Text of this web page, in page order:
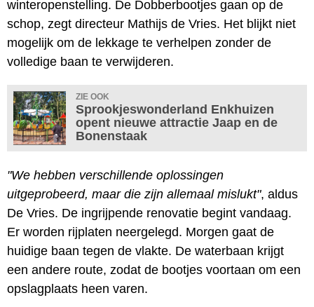
winteropenstelling. De Dobberbootjes gaan op de
schop, zegt directeur Mathijs de Vries. Het blijkt niet
mogelijk om de lekkage te verhelpen zonder de
volledige baan te verwijderen.
ZIE OOK
Sprookjeswonderland Enkhuizen
opent nieuwe attractie Jaap en de
Bonenstaak
"We hebben verschillende oplossingen
uitgeprobeerd, maar die zijn allemaal mislukt", aldus
De Vries. De ingrijpende renovatie begint vandaag.
Er worden rijplaten neergelegd. Morgen gaat de
huidige baan tegen de vlakte. De waterbaan krijgt
een andere route, zodat de bootjes voortaan om een
opslagplaats heen varen.